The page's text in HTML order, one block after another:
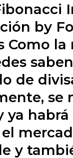
by
Como la
de
se
ya
y